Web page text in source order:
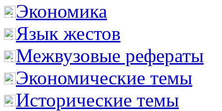
Экономика
Язык жестов
Межвузовые рефераты
Экономические темы
Исторические темы